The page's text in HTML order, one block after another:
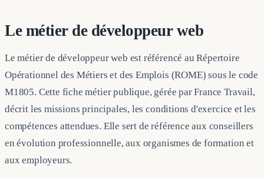
Le métier de développeur web
Le métier de développeur web est référencé au Répertoire
Opérationnel des Métiers et des Emplois (ROME) sous le code
M1805. Cette fiche métier publique, gérée par France Travail,
décrit les missions principales, les conditions d'exercice et les
compétences attendues. Elle sert de référence aux conseillers
en évolution professionnelle, aux organismes de formation et
aux employeurs.